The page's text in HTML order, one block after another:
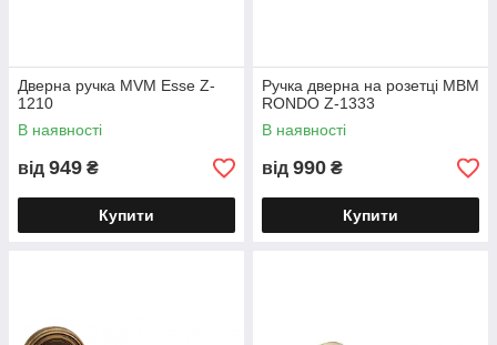
Дверна ручка MVM Esse Z-
1210
В наявності
від 949 ₴
Купити
Ручка дверна на розетці МВМ
RONDO Z-1333
В наявності
від 990 ₴
Купити